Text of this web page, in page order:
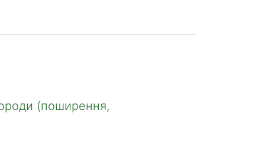
(поширення,